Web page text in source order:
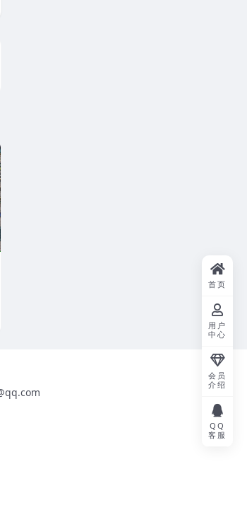
首页
用户
中心
会员
介绍
QQ
客服